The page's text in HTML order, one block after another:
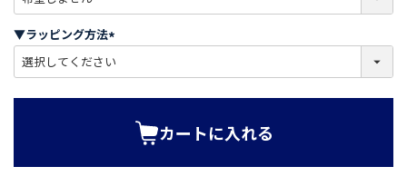
必
)
▼ラッピング方法
必
カートに入れる